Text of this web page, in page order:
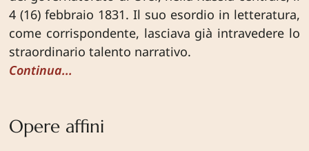
4 (16) febbraio 1831. Il suo esordio in letteratura,
come corrispondente, lasciava già intravedere lo
straordinario talento narrativo.
Continua...
Opere affini